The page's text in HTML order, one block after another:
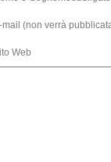
mail (non verrà
Web